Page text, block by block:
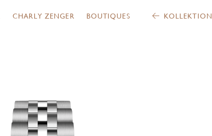
CHARLY ZENGER BOUTIQUES KOLLEKTION